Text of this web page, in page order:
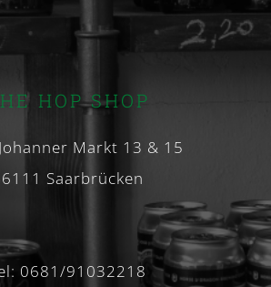
HOP SHOP
Markt 13 & 15
Saarbrücken
0681/91032218